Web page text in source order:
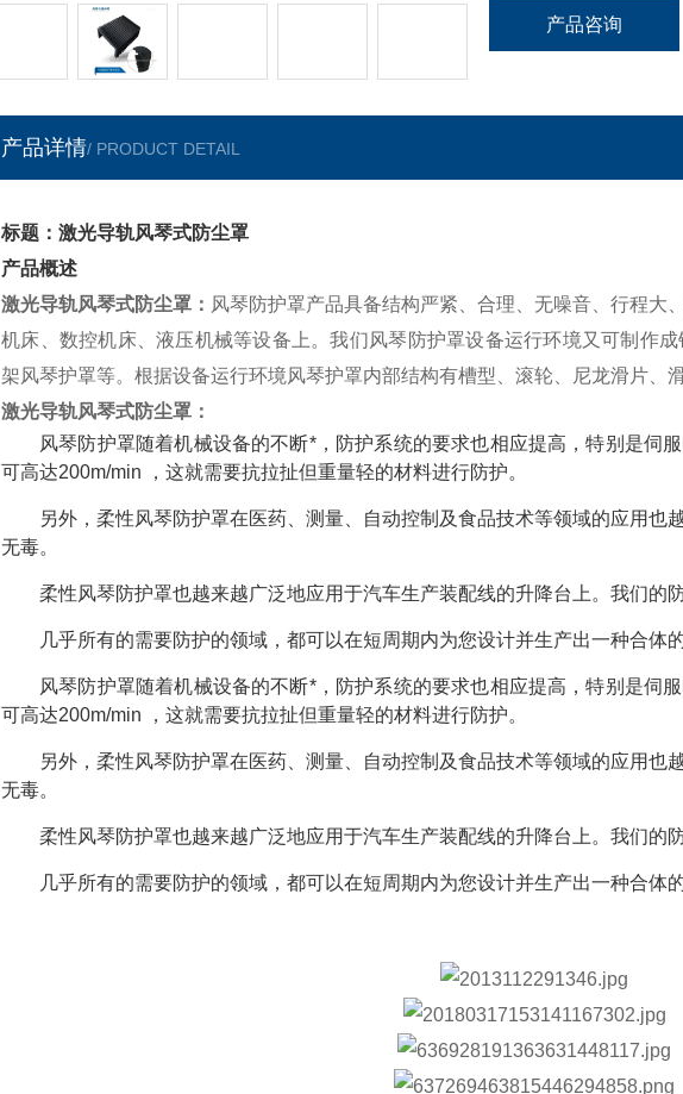
产品咨询
产品详情/ PRODUCT DETAIL
标题：激光导轨风琴式防尘罩
产品概述
激光导轨风琴式防尘罩 ： 风琴防护罩产品具备结构严紧、合理、无噪音、行程大
机床、数控机床、液压机械等设备上。我们风琴防护罩设备运行环境又可制作
架风琴护罩等。根据设备运行环境风琴护罩内部结构有槽型、滚轮、尼龙滑片、
激光导轨风琴式防尘罩 ：
风琴防护罩随着机械设备的不断*，防护系统的要求也相应提高，特别是伺
可高达200m/min ，这就需要抗拉扯但重量轻的材料进行防护。
另外，柔性风琴防护罩在医药、测量、自动控制及食品技术等领域的应用也
无毒。
柔性风琴防护罩也越来越广泛地应用于汽车生产装配线的升降台上。我们的
几乎所有的需要防护的领域，都可以在短周期内为您设计并生产出一种合体
风琴防护罩随着机械设备的不断*，防护系统的要求也相应提高，特别是伺
可高达200m/min ，这就需要抗拉扯但重量轻的材料进行防护。
另外，柔性风琴防护罩在医药、测量、自动控制及食品技术等领域的应用也
无毒。
柔性风琴防护罩也越来越广泛地应用于汽车生产装配线的升降台上。我们的
几乎所有的需要防护的领域，都可以在短周期内为您设计并生产出一种合体